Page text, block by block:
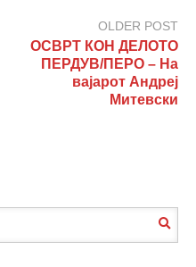
OLDER POST
ОСВРТ КОН ДЕЛОТО
ПЕРДУВ/ПЕРО – На
вајарот Андреј
Митевски